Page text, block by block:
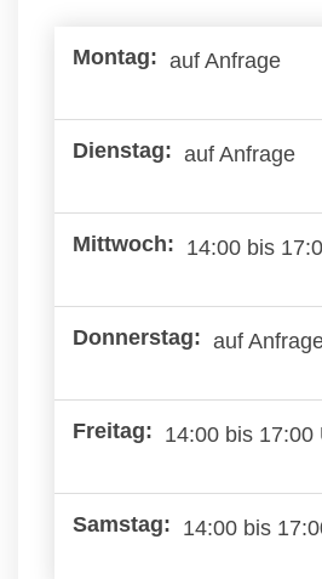
auf Anfrage
auf Anfrage
14:00 bis
auf
14:00 bis 17:00
14:00 bis